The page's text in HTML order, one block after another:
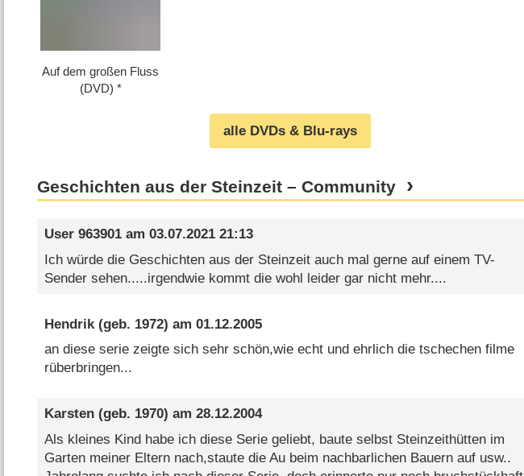
Auf dem großen Fluss
(DVD)
alle DVDs & Blu-rays
Geschichten aus der Steinzeit – Community
User 963901am 03.07.2021 21:13
Ich würde die Geschichten aus der Steinzeit auch mal gerne auf einem TV-
Sender sehen.....irgendwie kommt die wohl leider gar nicht mehr....
Hendrik(geb. 1972) am 01.12.2005
an diese serie zeigte sich sehr schön,wie echt und ehrlich die tschechen filme
rüberbringen...
Karsten(geb. 1970) am 28.12.2004
Als kleines Kind habe ich diese Serie geliebt, baute selbst Steinzeithütten im
Garten meiner Eltern nach,staute die Au beim nachbarlichen Bauern auf usw..